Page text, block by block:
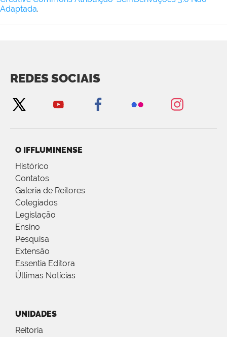
Adaptada.
REDES SOCIAIS
O IFFLUMINENSE
Histórico
Contatos
Galeria de Reitores
Colegiados
Legislação
Ensino
Pesquisa
Extensão
Essentia Editora
Últimas Notícias
UNIDADES
Reitoria